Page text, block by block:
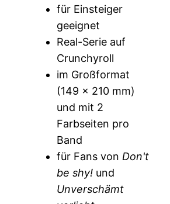
für Einsteiger
geeignet
Real-Serie auf
Crunchyroll
im Großformat
(149 x 210 mm)
und mit 2
Farbseiten pro
Band
für Fans von Don't
be shy! und
Unverschämt